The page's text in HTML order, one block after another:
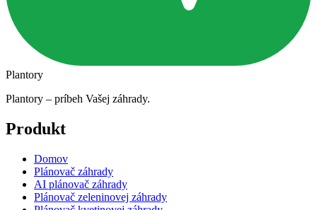
Plantory
Plantory – príbeh Vašej záhrady.
Produkt
Domov
Plánovač záhrady
AI plánovač záhrady
Plánovač zeleninovej záhrady